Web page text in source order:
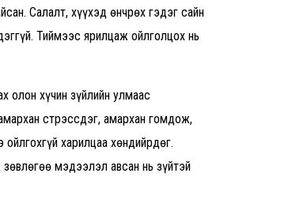
Салалт, хүүхэд өнчрөх гэдэг сайн
Тиймээс ярилцаж ойлголцох нь
олон хүчин зүйлийн улмаас
стрэссдэг, амархан гомдож,
харилцаа хөндийрдөг.
мэдээлэл авсан нь зүйтэй